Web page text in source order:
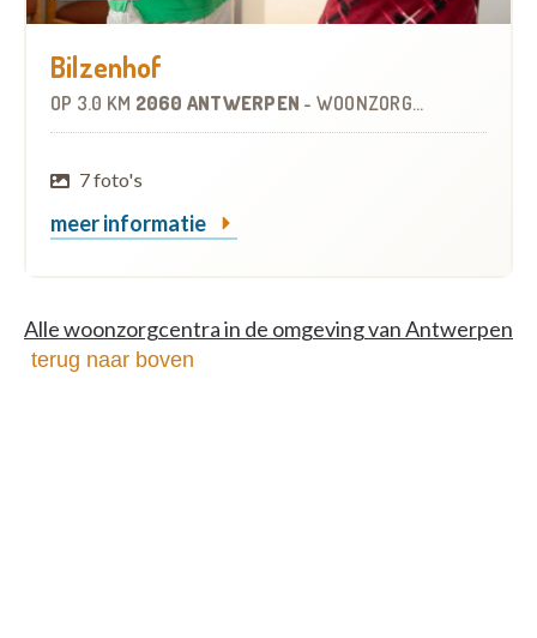
Bilzenhof
OP 3.0 KM 2060 ANTWERPEN - WOONZORGCENTRUM (WZC)
7 foto's
meer informatie
Alle woonzorgcentra in de omgeving van Antwerpen
terug naar boven